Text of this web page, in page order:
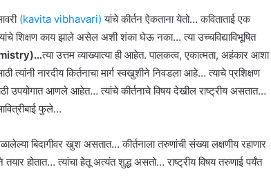
(kavita vibhavari) यांचे कीर्तन ऐकताना येतो… कविताताई एक
शिक्षण काय झाले असेल अशी शंका घेऊ नका… त्या उच्चविद्याविभूषित
त्या उत्तम व्याख्यात्या ही आहेत. पालकत्व, एकात्मता, अहंकार आशा
त्यांनी नारदीय किर्तनाचा मार्ग स्वखुशीने निवडला आहे… त्याचे प्रशिक्षण
उपयोगात आणले आहेत… त्यांचे कीर्तनाचे विषय देखील राष्ट्रीय असतात…
फुले…
बिदागीवर खुश असतात… कीर्तनाला तरुणांची संख्या लक्षणीय रहाणार
तयार होतात… त्यांचा हेतू अत्यंत शुद्ध असतो… राष्ट्रीय विषय तरुणाई पर्यंत